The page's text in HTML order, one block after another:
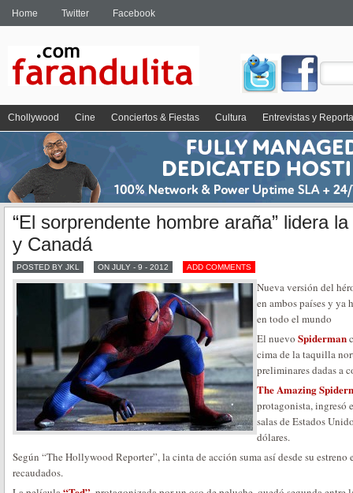
Home Twitter Facebook
Chollywood Cine Conciertos & Fiestas Cultura Entrevistas y
“El sorprendente hombre araña” lidera
y Canadá
POSTED BY JKL ON JULY - 9 - 2012 ADD COMMENTS
Nueva versión del
en ambos países y ya
en todo el mundo
El nuevo Spiderman
cima de la taquilla
preliminares dadas a
The Amazing
protagonista, ingresó
salas de Estados
dólares.
Según “The Hollywood Reporter”, la cinta de acción suma así desde su
recaudados.